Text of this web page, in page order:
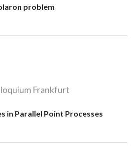
problem
Frankfurt
in Parallel Point Processes